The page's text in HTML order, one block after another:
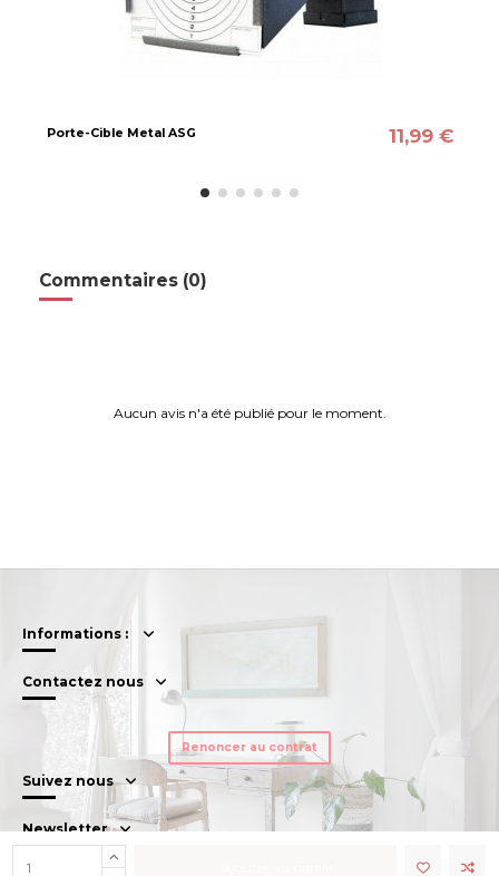
Porte-Cible Metal ASG 11,99 €
Commentaires (0)
Aucun avis n'a été publié pour le moment.
Informations :
Contactez nous
Renoncer au contrat
Suivez nous
Newsletter